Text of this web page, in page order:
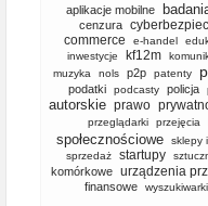
aplikacje mobilne
cenzura
commerce
e-handel
inwestycje kf12m
muzyka nols p2p patenty
podatki podcasty policja
autorskie prawo
przeglądarki
przejęcia
społecznościowe
sklepy
sprzedaż
startupy
komórkowe
urządzenia
finansowe
wyszukiwarki